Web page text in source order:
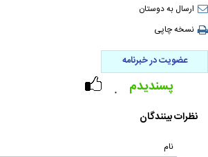
ارسال به دوستان
نسخه چاپی
عضویت در خبرنامه
۰ پسندیدم
نظرات بینندگان
نام